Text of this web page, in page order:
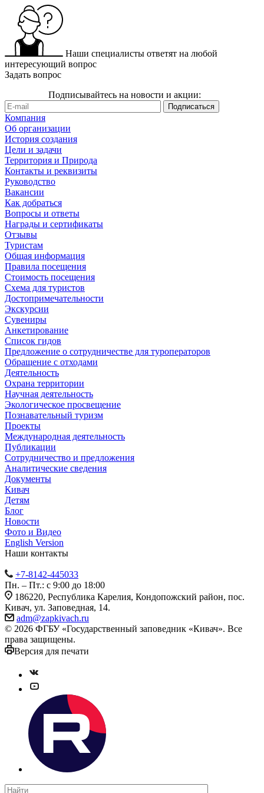
Наши специалисты ответят на любой
интересующий вопрос
Задать вопрос
Подписывайтесь на новости и акции:
Компания
Об организации
История создания
Цели и задачи
Территория и Природа
Контакты и реквизиты
Руководство
Вакансии
Как добраться
Вопросы и ответы
Награды и сертификаты
Отзывы
Туристам
Общая информация
Правила посещения
Стоимость посещения
Схема для туристов
Достопримечательности
Экскурсии
Сувениры
Анкетирование
Список гидов
Предложение о сотрудничестве для туроператоров
Обращение с отходами
Деятельность
Охрана территории
Научная деятельность
Экологическое просвещение
Познавательный туризм
Проекты
Международная деятельность
Публикации
Сотрудничество и предложения
Аналитические сведения
Документы
Кивач
Детям
Блог
Новости
Фото и Видео
English Version
Наши контакты
+7-8142-445033
Пн. – Пт.: с 9:00 до 18:00
186220, Республика Карелия, Кондопожский район, пос.
Кивач, ул. Заповедная, 14.
adm@zapkivach.ru
© 2026 ФГБУ «Государственный заповедник «Кивач». Все
права защищены.
Версия для печати